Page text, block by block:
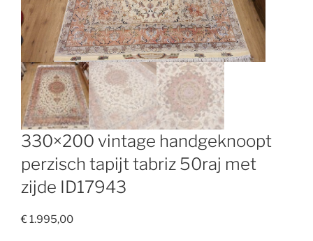
330×200 vintage handgeknoopt
perzisch tapijt tabriz 50raj met
zijde ID17943
€1.995,00